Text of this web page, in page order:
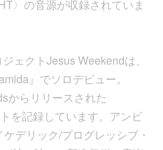
〉の音源が収録されていま
ェクトJesus Weekendは、
』でソロデビュー。
からリリースされた
を記録しています。アンビ
デリック/プログレッシブ・